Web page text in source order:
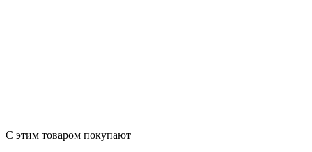
С этим товаром покупают